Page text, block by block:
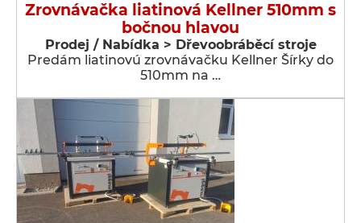
Zrovnávačka liatinová Kellner 510mm s
bočnou hlavou
Prodej / Nabídka > Dřevoobráběcí stroje
Predám liatinovú zrovnávačku Kellner Šírky do
510mm na …